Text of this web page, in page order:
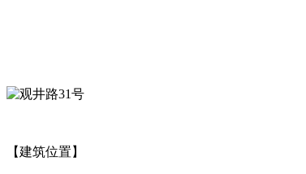
【建筑位置】